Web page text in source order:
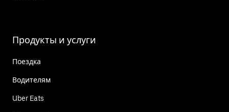
Продукты и услуги
Поездка
Водителям
Uber Eats